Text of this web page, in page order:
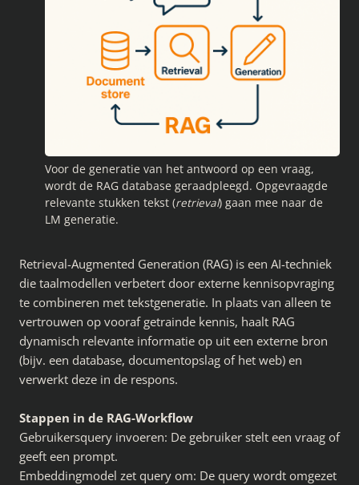
Voor de generatie van het antwoord op een vraag,
wordt de RAG database geraadpleegd. Opgevraagde
relevante stukken tekst (retrieval) gaan mee naar de
LM generatie.
Retrieval-Augmented Generation (RAG) is een AI-techniek
die taalmodellen verbetert door externe kennisopvraging
te combineren met tekstgeneratie. In plaats van alleen te
vertrouwen op vooraf getrainde kennis, haalt RAG
dynamisch relevante informatie op uit een externe bron
(bijv. een database, documentopslag of het web) en
verwerkt deze in de respons.
Stappen in de RAG-Workflow
Gebruikersquery invoeren: De gebruiker stelt een vraag of
geeft een prompt.
Embeddingmodel zet query om: De query wordt omgezet